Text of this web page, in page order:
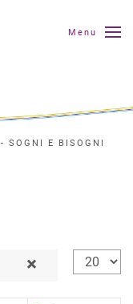
Menu
SOGNI E BISOGNI